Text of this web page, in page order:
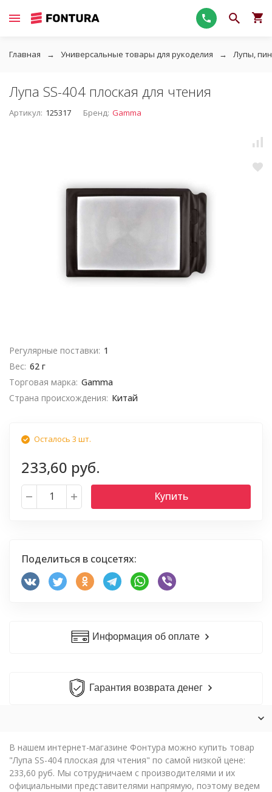
Главная Универсальные товары для рукоделия Лупы,
Лупа SS-404 плоская для чтения
Артикул: 125317 Бренд: Gamma
Регулярные поставки: 1
Вес: 62 г
Торговая марка: Gamma
Страна происхождения: Китай
Осталось 3 шт.
233,60 руб.
Купить
Поделиться в соцсетях:
Информация об оплате
Гарантия возврата денег
В нашем интернет-магазине Фонтура можно купить товар
"Лупа SS-404 плоская для чтения" по самой низкой цене:
233,60 руб. Мы сотрудничаем с производителями и их
официальными представителями напрямую, поэтому ведем